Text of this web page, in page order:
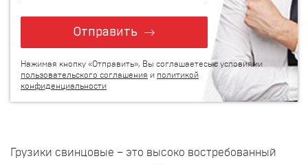
Отправить
Нажимая кнопку «Отправить», Вы соглашаетесь с условиями
пользовательского соглашения и политикой
конфиденциальности
Грузики свинцовые – это высоко востребованный